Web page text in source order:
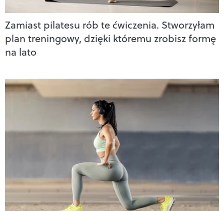
Zamiast pilatesu rób te ćwiczenia. Stworzyłam
plan treningowy, dzięki któremu zrobisz formę
na lato